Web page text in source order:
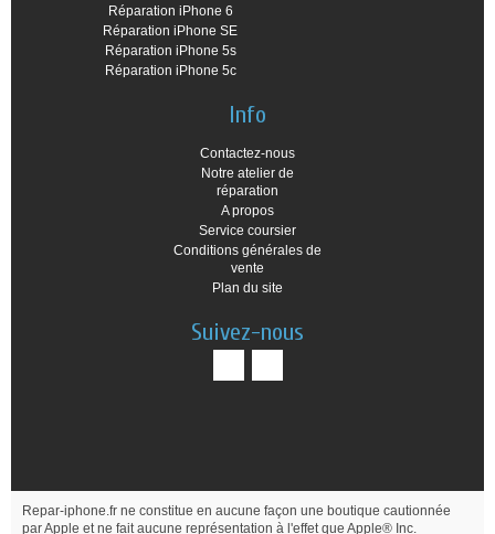
Réparation iPhone 6
Réparation iPhone SE
Réparation iPhone 5s
Réparation iPhone 5c
Info
Contactez-nous
Notre atelier de
réparation
A propos
Service coursier
Conditions générales de
vente
Plan du site
Suivez-nous
Repar-iphone.fr ne constitue en aucune façon une boutique cautionnée
par Apple et ne fait aucune représentation à l'effet que Apple® Inc.